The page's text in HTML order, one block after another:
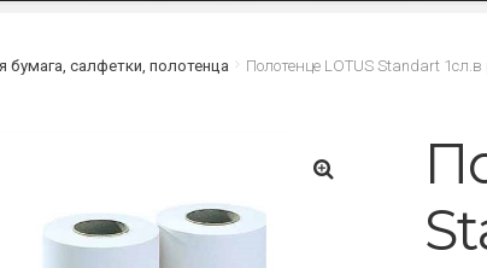
бумага, салфетки, полотенца Полотенце LOTUS Standart